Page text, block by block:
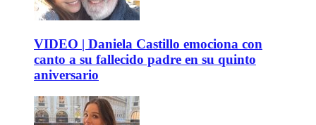
VIDEO | Daniela Castillo emociona con
canto a su fallecido padre en su quinto
aniversario